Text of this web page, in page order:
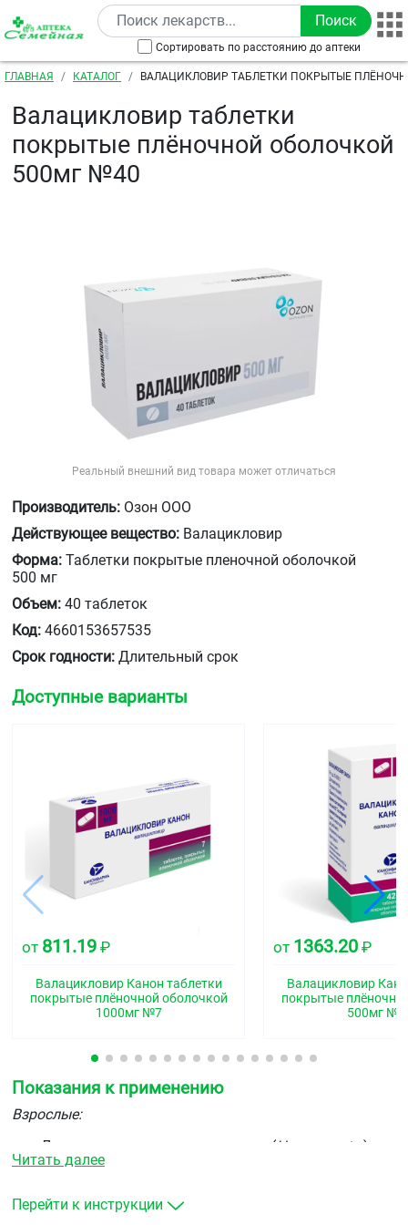
Перейти к основному содержанию
Сортировать по расстоянию до аптеки
Строка навигации
ГЛАВНАЯ КАТАЛОГ
ВАЛАЦИКЛОВИР ТАБЛЕТКИ ПОКРЫТЫЕ
Валацикловир таблетки
покрытые плёночной оболочкой
500мг №40
Реальный внешний вид товара может отличаться
Производитель: Озон ООО
Действующее вещество: Валацикловир
Форма: Таблетки покрытые пленочной оболочкой
500 мг
Объем: 40 таблеток
Код: 4660153657535
Срок годности: Длительный срок
Доступные варианты
от 811.19 ₽
Валацикловир Канон таблетки
покрытые плёночной оболочкой
1000мг №7
от 1363.20 ₽
Валацикловир
покрытые
500мг
Показания к применению
Взрослые:
Лечение опоясывающею герпеса ( Herpes zoster ).
Препарат Валацикловир способствует
продолжительность и процент пациентов с болями,
вызванными опоясывающим герпесом, включая
Читать далее
Перейти к инструкции